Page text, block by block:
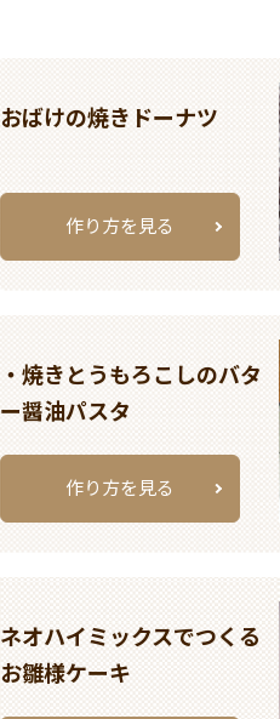
おばけの焼きドーナツ
作り方を見る
・焼きとうもろこしのバタ
ー醤油パスタ
作り方を見る
ネオハイミックスでつくる
お雛様ケーキ